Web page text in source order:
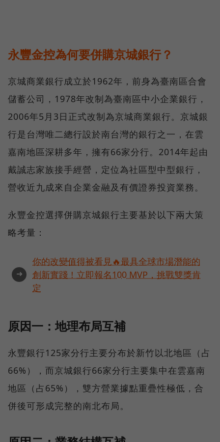
永豐金控為何要併購京城銀行？
京城商業銀行成立於1962年，前身為臺南區合會
儲蓄公司，1978年改制為臺南區中小企業銀行，
2006年5月3日正式改制為京城商業銀行。京城銀
行是台灣唯二總行設於南台灣的銀行之一，在雲
嘉南地區深耕多年，擁有66家分行。2014年起由
戴誠志家族接手經營，定位為社區型中型銀行，
營收近九成來自企業金融及有價證券投資業務。
永豐金控選擇併購京城銀行主要基於以下兩大策
略考量：
➜
你的改變值得被看見🔥最具全球市場潛能的
創新實踐！立即報名100 MVP，挑戰雙獎肯
定
原因一：地理布局互補
永豐銀行125家分行主要分布於新竹以北地區（占
66%），而京城銀行66家分行主要集中在雲嘉南
地區（占65%），雙方營業據點重疊性極低，合
併後可形成完整的南北布局。